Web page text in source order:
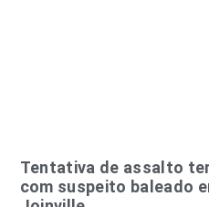
Tentativa de assalto
com suspeito baleado